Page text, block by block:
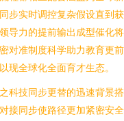
步实时调控复杂假设直到
导力的提前输出成型催化
对准制度科学助力教育更
现全球化全面育才生态。
科技同步更替的迅速背景
接同步使路径更加紧密安